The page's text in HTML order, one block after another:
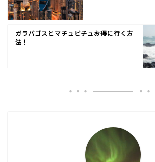
ガラパゴスとマチュピチュお得に行く方
法！